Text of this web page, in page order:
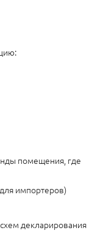
помещения, где
импортеров)
декларирования